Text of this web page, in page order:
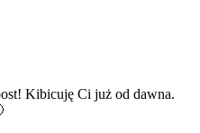
Kibicuję Ci już od dawna.